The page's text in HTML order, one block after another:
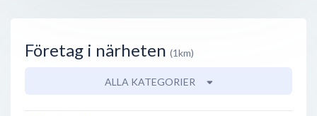
Företag i närheten (1km)
ALLA KATEGORIER